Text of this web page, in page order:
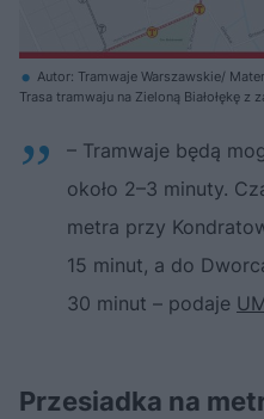
Autor: Tramwaje Warszawskie/
Trasa tramwaju na Zieloną Białołękę z
– Tramwaje będą
około 2–3 minuty.
metra przy
15 minut, a do
30 minut – podaje
Przesiadka na